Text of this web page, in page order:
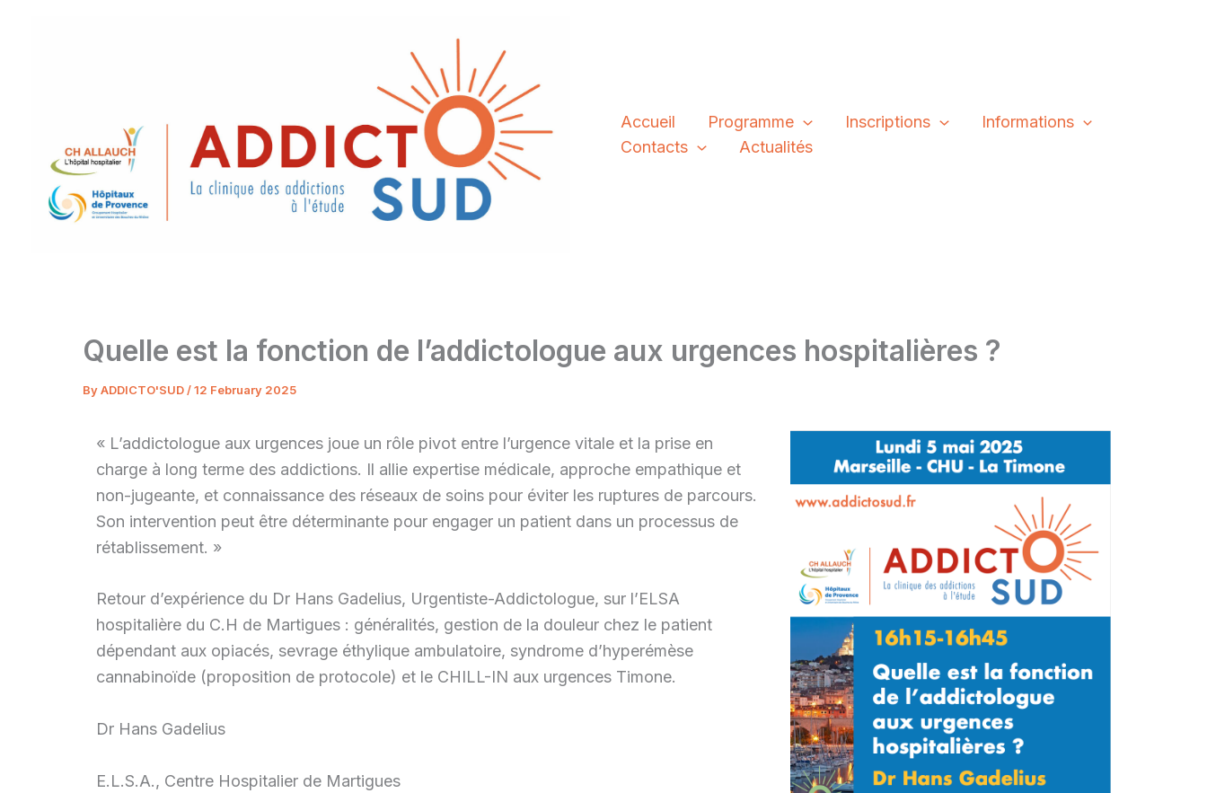
Accueil Programme Inscriptions
Informations
Contacts
Actualités
Quelle est la fonction de l’addictologue aux urgences hospitalières ?
ByADDICTO'SUD /12 February 2025
« L’addictologue aux urgences joue un rôle pivot entre l’urgence vitale et la prise en
charge à long terme des addictions. Il allie expertise médicale, approche empathique et
non-jugeante, et connaissance des réseaux de soins pour éviter les ruptures de parcours.
Son intervention peut être déterminante pour engager un patient dans un processus de
rétablissement. »
Retour d’expérience du Dr Hans Gadelius, Urgentiste-Addictologue, sur l’ELSA
hospitalière du C.H de Martigues : généralités, gestion de la douleur chez le patient
dépendant aux opiacés, sevrage éthylique ambulatoire, syndrome d’hyperémèse
cannabinoïde (proposition de protocole) et le CHILL-IN aux urgences Timone.
Dr Hans Gadelius
E.L.S.A., Centre Hospitalier de Martigues